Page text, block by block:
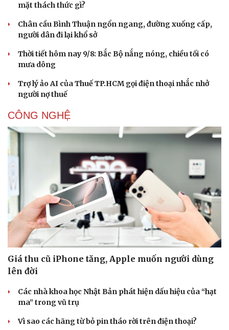
Cải chính
mặt thách thức gì?
Chân cầu Bình Thuận ngổn ngang, đường xuống cấp,
người dân đi lại khổ sở
Thời tiết hôm nay 9/8: Bắc Bộ nắng nóng, chiều tối có
mưa dông
Trợ lý ảo AI của Thuế TP.HCM gọi điện thoại nhắc nhở
người nợ thuế
CÔNG NGHỆ
Giá thu cũ iPhone tăng, Apple muốn người dùng
lên đời
Các nhà khoa học Nhật Bản phát hiện dấu hiệu của “hạt
ma” trong vũ trụ
Vì sao các hãng từ bỏ pin tháo rời trên điện thoại?